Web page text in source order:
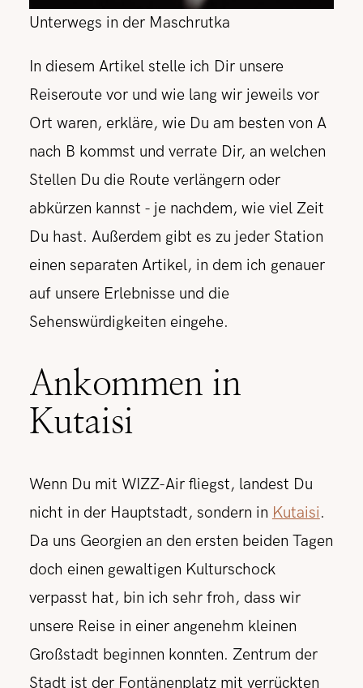
Unterwegs in der Maschrutka
In diesem Artikel stelle ich Dir unsere
Reiseroute vor und wie lang wir jeweils vor
Ort waren, erkläre, wie Du am besten von A
nach B kommst und verrate Dir, an welchen
Stellen Du die Route verlängern oder
abkürzen kannst - je nachdem, wie viel Zeit
Du hast. Außerdem gibt es zu jeder Station
einen separaten Artikel, in dem ich genauer
auf unsere Erlebnisse und die
Sehenswürdigkeiten eingehe.
Ankommen in
Kutaisi
Wenn Du mit WIZZ-Air fliegst, landest Du
nicht in der Hauptstadt, sondern in Kutaisi.
Da uns Georgien an den ersten beiden Tagen
doch einen gewaltigen Kulturschock
verpasst hat, bin ich sehr froh, dass wir
unsere Reise in einer angenehm kleinen
Großstadt beginnen konnten. Zentrum der
Stadt ist der Fontänenplatz mit verrückten